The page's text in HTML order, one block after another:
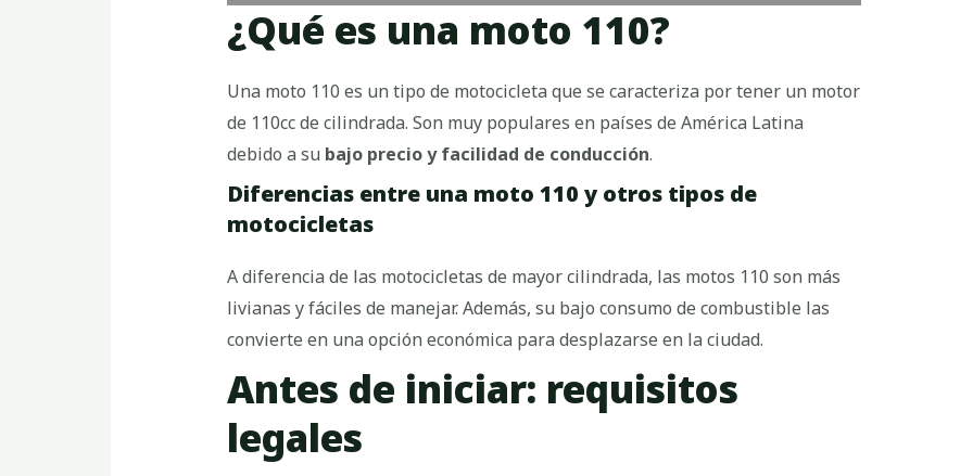
¿Qué es una moto 110?
Una moto 110 es un tipo de motocicleta que se caracteriza por tener un motor
de 110cc de cilindrada. Son muy populares en países de América Latina
debido a su bajo precio y facilidad de conducción.
Diferencias entre una moto 110 y otros tipos de
motocicletas
A diferencia de las motocicletas de mayor cilindrada, las motos 110 son más
livianas y fáciles de manejar. Además, su bajo consumo de combustible las
convierte en una opción económica para desplazarse en la ciudad.
Antes de iniciar: requisitos
legales